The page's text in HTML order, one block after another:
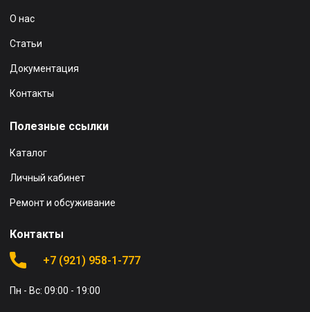
О нас
Статьи
Документация
Контакты
Полезные ссылки
Каталог
Личный кабинет
Ремонт и обсуживание
Контакты
+7 (921) 958-1-777
Пн - Вс: 09:00 - 19:00